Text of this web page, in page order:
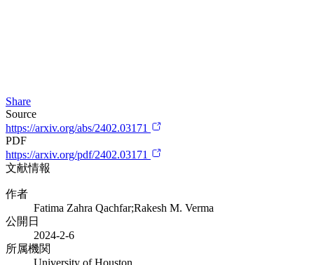
Share
Source
https://arxiv.org/abs/2402.03171
PDF
https://arxiv.org/pdf/2402.03171
文献情報
作者
Fatima Zahra Qachfar;Rakesh M. Verma
公開日
2024-2-6
所属機関
University of Houston